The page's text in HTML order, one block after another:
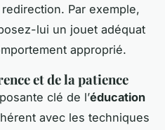
Par exemple,
lui un jouet adéquat
approprié.
et de la patience
clé de l’éducation
avec les techniques